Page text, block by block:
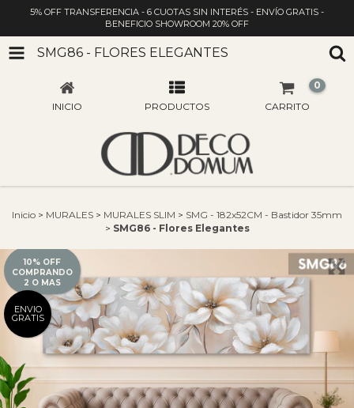
5% OFF TRANSFERENCIA - 6 CUOTAS SIN INTERÉS - ENVÍO GRATIS -
BENEFICIO SHOWROOM 20% OFF
SMG86 - FLORES ELEGANTES
INICIO PRODUCTOS CARRITO
0
Inicio > MURALES > MURALES SLIM > SMG - 182x52CM - Bastidor 35mm
> SMG86 - Flores Elegantes
10% OFF
COMPRANDO
2 O MAS
ENVIO
GRATIS